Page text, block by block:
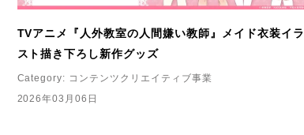
TVアニメ『人外教室の人間嫌い教師』メイド衣装イラ
スト描き下ろし新作グッズ
Category: コンテンツクリエイティブ事業
2026年03月06日